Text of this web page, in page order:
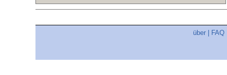
über FAQ